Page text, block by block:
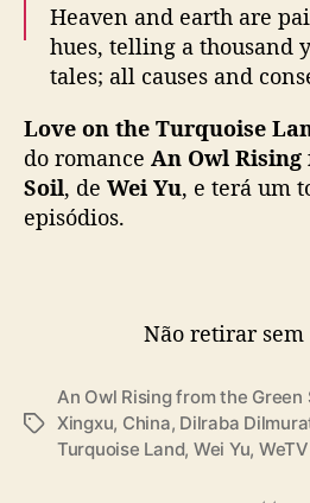
Heaven and earth are
hues, telling a thousand
tales; all causes and
🎬
November on WeTV
— WeTV.Official
Love on the Turquoise
do romance An Owl
Soil, de Wei Yu, e terá um
episódios.
Não retirar sem
T
An Owl Rising from the Green
Xingxu, China, Dilraba
Turquoise Land, Wei Yu, WeTV